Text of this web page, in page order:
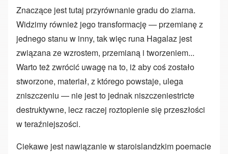
Znaczące jest tutaj przyrównanie gradu do ziarna.
Widzimy również jego transformację — przemianę z
jednego stanu w inny, tak więc runa Hagalaz jest
związana ze wzrostem, przemianą i tworzeniem...
Warto też zwrócić uwagę na to, iż aby coś zostało
stworzone, materiał, z którego powstaje, ulega
zniszczeniu — nie jest to jednak niszczeniestricte
destruktywne, lecz raczej roztopienie się przeszłości
w teraźniejszości.
Ciekawe jest nawiązanie w staroislandzkim poemacie